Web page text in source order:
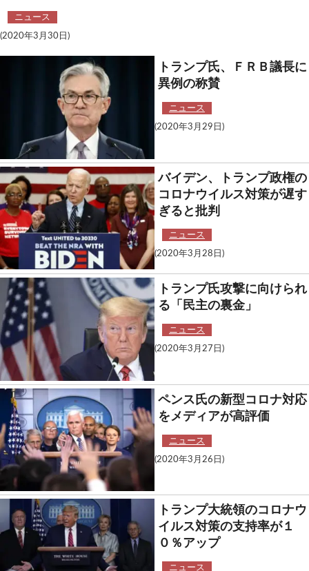
ニュース
(2020年3月30日)
トランプ氏、ＦＲＢ議長に
異例の称賛
ニュース
(2020年3月29日)
バイデン、トランプ政権の
コロナウイルス対策が遅す
ぎると批判
ニュース
(2020年3月28日)
トランプ氏攻撃に向けられ
る「民主の裏金」
ニュース
(2020年3月27日)
ペンス氏の新型コロナ対応
をメディアが高評価
ニュース
(2020年3月26日)
トランプ大統領のコロナウ
イルス対策の支持率が１
０％アップ
ニュース